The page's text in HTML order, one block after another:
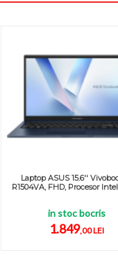
Laptop ASUS 15.6''
R1504VA, FHD, Procesor Intel
in stoc bocris
1.849,00 LEI